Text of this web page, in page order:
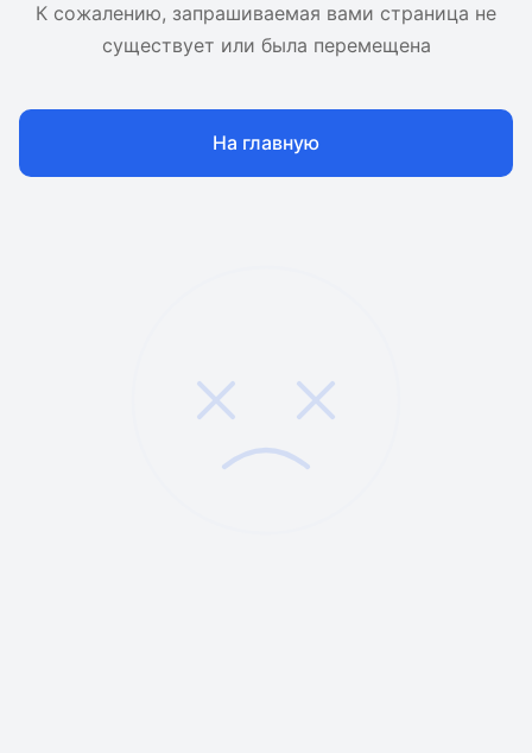
К сожалению, запрашиваемая вами страница не
существует или была перемещена
На главную